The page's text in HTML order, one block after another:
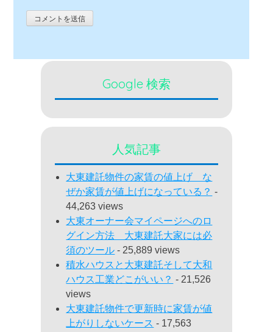
Google 検索
人気記事
大東建託物件の家賃の値上げ な
ぜか家賃が値上げになっている？ -
44,263 views
大東オーナー会マイページへのロ
グイン方法 大東建託大家には必
須のツール - 25,889 views
積水ハウスと大東建託そして大和
ハウス工業どこがいい？ - 21,526
views
大東建託物件で更新時に家賃が値
上がりしないケース - 17,563